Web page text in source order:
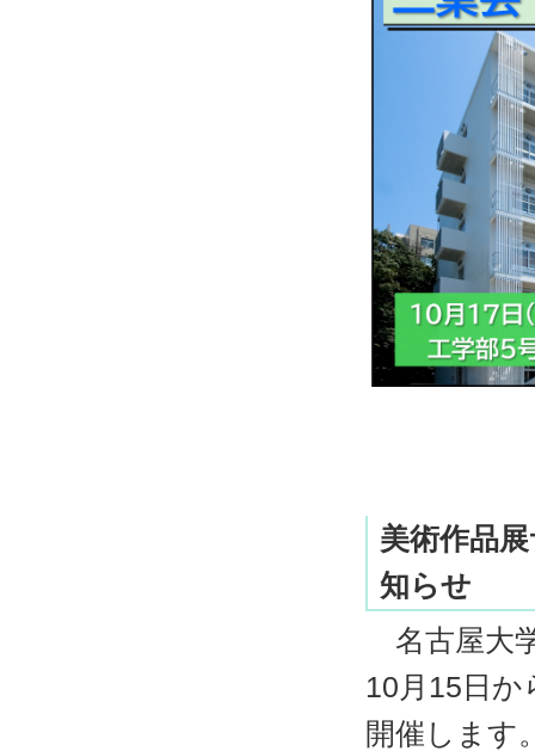
美術作品
知らせ
名古屋大
10月15日
開催します